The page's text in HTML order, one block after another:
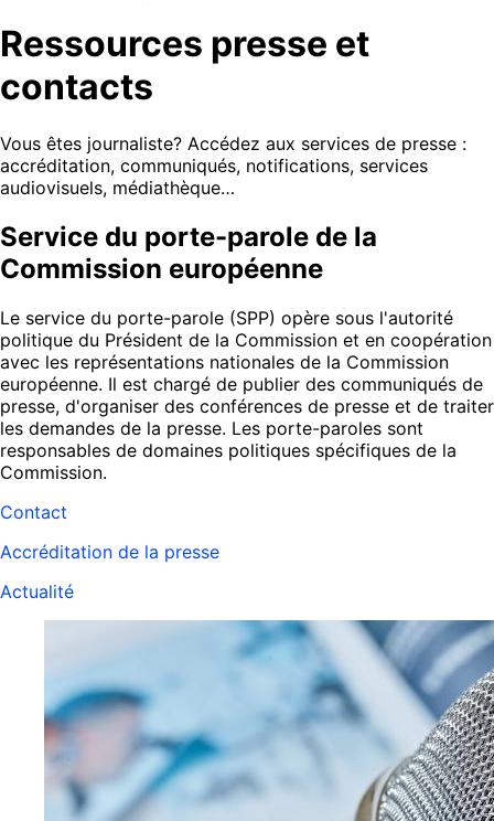
Ressources presse et
contacts
Vous êtes journaliste? Accédez aux services de presse :
accréditation, communiqués, notifications, services
audiovisuels, médiathèque…
Service du porte-parole de la
Commission européenne
Le service du porte-parole (SPP) opère sous l'autorité
politique du Président de la Commission et en coopération
avec les représentations nationales de la Commission
européenne. Il est chargé de publier des communiqués de
presse, d'organiser des conférences de presse et de traiter
les demandes de la presse. Les porte-paroles sont
responsables de domaines politiques spécifiques de la
Commission.
Contact
Accréditation de la presse
Actualité